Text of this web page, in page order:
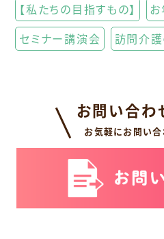
【私たちの目指すもの】
セミナー講演会
訪問介
お問い合わ
お気軽にお問い合